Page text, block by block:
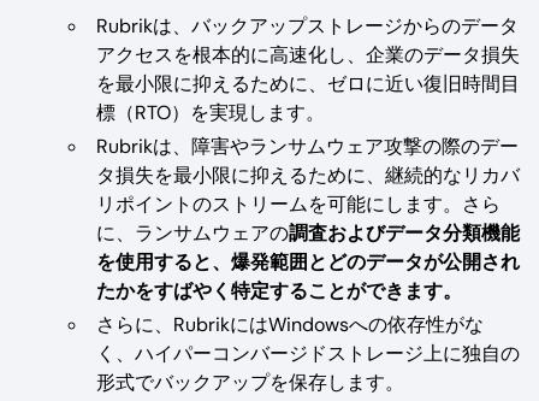
Rubrikは、バックアップストレージからのデータ
アクセスを根本的に高速化し、企業のデータ損失
を最小限に抑えるために、ゼロに近い復旧時間目
標（RTO）を実現します。
Rubrikは、障害やランサムウェア攻撃の際のデー
タ損失を最小限に抑えるために、継続的なリカバ
リポイントのストリームを可能にします。さら
に、ランサムウェアの調査およびデータ分類機能
を使用すると、爆発範囲とどのデータが公開され
たかをすばやく特定することができます。
さらに、RubrikにはWindowsへの依存性がな
く、ハイパーコンバージドストレージ上に独自の
形式でバックアップを保存します。